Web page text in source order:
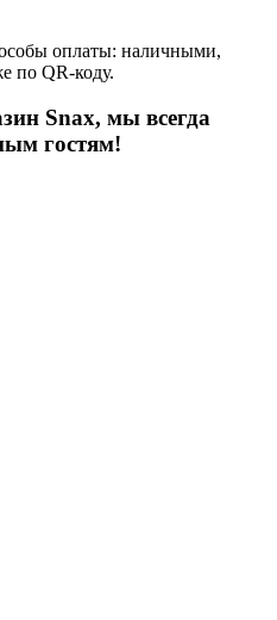
оплаты: наличными,
по QR-коду.
Snax, мы всегда
гостям!